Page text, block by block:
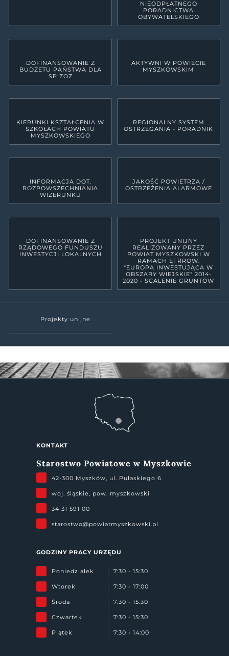
NIEODPŁATNEGO
PORADNICTWA
OBYWATELSKIEGO
DOFINANSOWANIE Z
BUDŻETU PAŃSTWA DLA
SP ZOZ
AKTYWNI W POWIECIE
MYSZKOWSKIM
KIERUNKI KSZTAŁCENIA W
SZKOŁACH POWIATU
MYSZKOWSKIEGO
REGIONALNY SYSTEM
OSTRZEGANIA - PORADNIK
INFORMACJA DOT.
ROZPOWSZECHNIANIA
WIZERUNKU
JAKOŚĆ POWIETRZA /
OSTRZEŻENIA ALARMOWE
DOFINANSOWANIE Z
RZĄDOWEGO FUNDUSZU
INWESTYCJI LOKALNYCH
PROJEKT UNIJNY
REALIZOWANY PRZEZ
POWIAT MYSZKOWSKI W
RAMACH EFRROW:
"EUROPA INWESTUJĄCA W
OBSZARY WIEJSKIE" 2014-
2020 - SCALENIE GRUNTÓW
Projekty unijne
KONTAKT
Starostwo Powiatowe w Myszkowie
42-300 Myszków, ul. Pułaskiego 6
woj. śląskie, pow. myszkowski
34 31 591 00
starostwo@powiatmyszkowski.pl
GODZINY PRACY URZĘDU
Poniedziałek 7:30 - 15:30
Wtorek 7:30 - 17:00
Środa 7:30 - 15:30
Czwartek 7:30 - 15:30
Piątek 7:30 - 14:00